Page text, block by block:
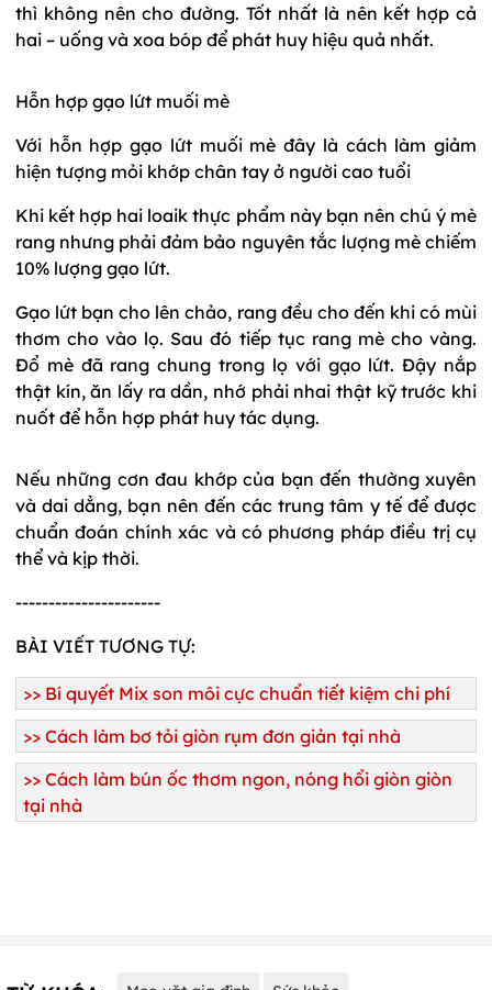
thì không nên cho đường. Tốt nhất là nên kết hợp cả
hai – uống và xoa bóp để phát huy hiệu quả nhất.
Hỗn hợp gạo lứt muối mè
Với hỗn hợp gạo lứt muối mè đây là cách làm giảm
hiện tượng mỏi khớp chân tay ở người cao tuổi
Khi kết hợp hai loaik thực phẩm này bạn nên chú ý mè
rang nhưng phải đảm bảo nguyên tắc lượng mè chiếm
10% lượng gạo lứt.
Gạo lứt bạn cho lên chảo, rang đều cho đến khi có mùi
thơm cho vào lọ. Sau đó tiếp tục rang mè cho vàng.
Đổ mè đã rang chung trong lọ với gạo lứt. Đậy nắp
thật kín, ăn lấy ra dần, nhớ phải nhai thật kỹ trước khi
nuốt để hỗn hợp phát huy tác dụng.
Nếu những cơn đau khớp của bạn đến thường xuyên
và dai dẳng, bạn nên đến các trung tâm y tế để được
chuẩn đoán chính xác và có phương pháp điều trị cụ
thể và kịp thời.
----------------------
BÀI VIẾT TƯƠNG TỰ:
>> Bí quyết Mix son môi cực chuẩn tiết kiệm chi phí
>> Cách làm bơ tỏi giòn rụm đơn giản tại nhà
>> Cách làm bún ốc thơm ngon, nóng hổi giòn giòn
tại nhà